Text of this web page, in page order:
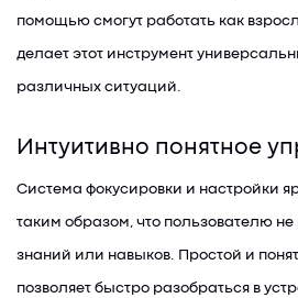
помощью смогут работать как
делает этот инструмент
различных ситуаций.
Интуитивно понятное
Система фокусировки и настройки
таким образом, что пользователю не
знаний или навыков. Простой и
позволяет быстро разобраться в